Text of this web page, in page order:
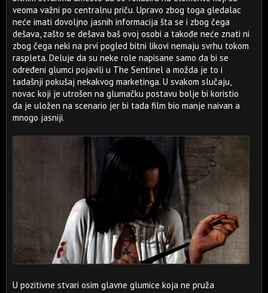
veoma važni po centralnu priču. Upravo zbog toga gledalac
neće imati dovoljno jasnih informacija šta se i zbog čega
dešava, zašto se dešava baš ovoj osobi a takođe neće znati ni
zbog čega neki na prvi pogled bitni likovi nemaju svrhu tokom
raspleta. Deluje da su neke role napisane samo da bi se
određeni glumci pojavili u The Sentinel a možda je to i
tadašnji pokušaj nekakvog marketinga. U svakom slučaju,
novac koji je utrošen na glumačku postavu bolje bi koristio
da je uložen na scenario jer bi tada film bio manje naivan a
mnogo jasniji.
U pozitivne stvari osim glavne glumice koja ne pruža